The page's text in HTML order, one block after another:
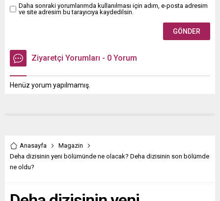
Daha sonraki yorumlarımda kullanılması için adım, e-posta adresim
ve site adresim bu tarayıcıya kaydedilsin.
Ziyaretçi Yorumları - 0 Yorum
Henüz yorum yapılmamış.
Anasayfa
Magazin
Deha dizisinin yeni bölümünde ne olacak? Deha dizisinin son bölümde
ne oldu?